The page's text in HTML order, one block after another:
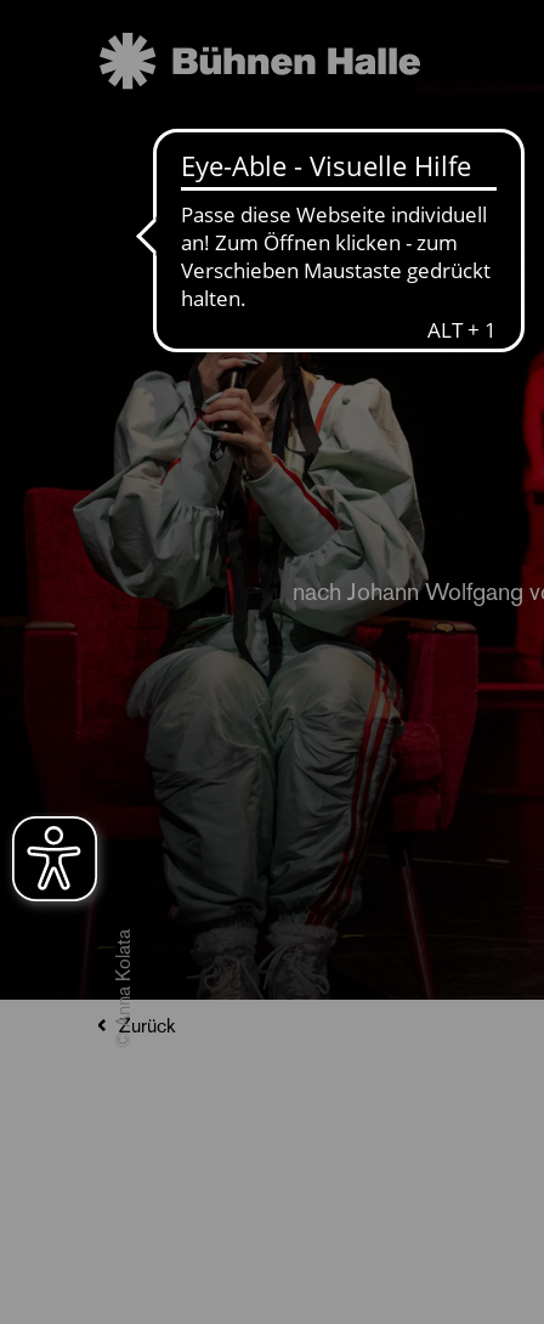
nach Johann Wolfgang
© Anna Kolata
Zurück